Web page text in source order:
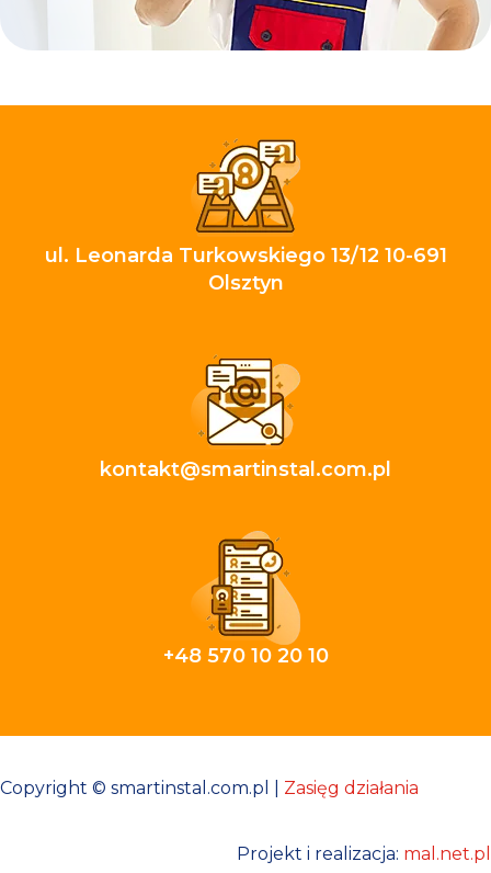
ul. Leonarda Turkowskiego 13/12 10-691
Olsztyn
kontakt@smartinstal.com.pl
+48 570 10 20 10
Copyright © smartinstal.com.pl | Zasięg działania
Projekt i realizacja: mal.net.pl